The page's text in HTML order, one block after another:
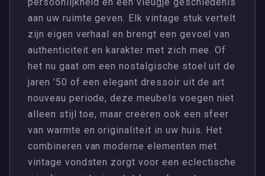
aan uw ruimte geven. Elk vintage stuk vertelt
zijn eigen verhaal en brengt een gevoel van
authenticiteit en karakter met zich mee. Of
het nu gaat om een nostalgische stoel uit de
jaren ’50 of een elegant dressoir uit de art
nouveau periode, deze meubels voegen niet
alleen stijl toe, maar creëren ook een sfeer
van warmte en originaliteit in uw huis. Het
combineren van moderne elementen met
vintage vondsten zorgt voor een eclectische